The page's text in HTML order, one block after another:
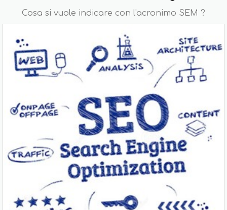
Cosa si vuole indicare con l'acronimo SEM ?